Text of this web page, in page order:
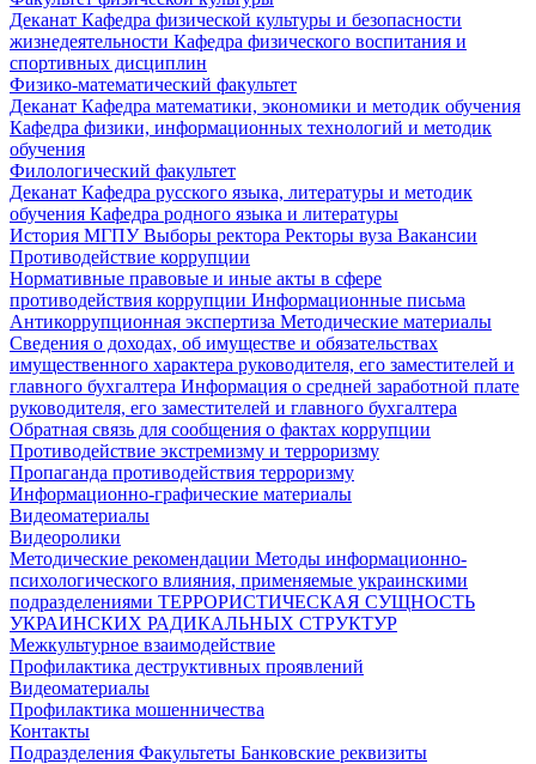
Деканат Кафедра физической культуры и безопасности
жизнедеятельности Кафедра физического воспитания и
спортивных дисциплин
Физико-математический факультет
Деканат Кафедра математики, экономики и методик обучения
Кафедра физики, информационных технологий и методик
обучения
Филологический факультет
Деканат Кафедра русского языка, литературы и методик
обучения Кафедра родного языка и литературы
История МГПУВыборы ректора Ректоры вуза Вакансии
Противодействие коррупции
Нормативные правовые и иные акты в сфере
противодействия коррупции Информационные письма
Антикоррупционная экспертиза Методические материалы
Сведения о доходах, об имуществе и обязательствах
имущественного характера руководителя, его заместителей и
главного бухгалтера Информация о средней заработной плате
руководителя, его заместителей и главного бухгалтера
Обратная связь для сообщения о фактах коррупции
Противодействие экстремизму и терроризму
Пропаганда противодействия терроризму
Информационно-графические материалы
Видеоматериалы
Видеоролики
Методические рекомендации Методы информационно-
психологического влияния, применяемые украинскими
подразделениями ТЕРРОРИСТИЧЕСКАЯ СУЩНОСТЬ
УКРАИНСКИХ РАДИКАЛЬНЫХ СТРУКТУР
Межкультурное взаимодействие
Профилактика деструктивных проявлений
Видеоматериалы
Профилактика мошенничества
Контакты
Подразделения Факультеты Банковские реквизиты